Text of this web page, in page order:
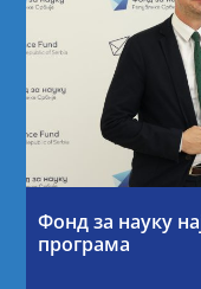
Фонд за науку
програма